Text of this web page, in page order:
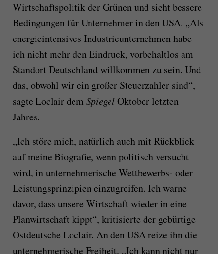
Wirtschaftspolitik der Grünen und sieht bessere
Bedingungen für Unternehmer in den USA. „Als
energieintensives Industrieunternehmen habe
ich nicht mehr den Eindruck, vorbehaltlos am
Standort Deutschland willkommen zu sein. Und
das, obwohl wir ein großer Steuerzahler sind“,
sagte Loclair dem SpiegelOktober letzten
Jahres.
„Ich störe mich, natürlich auch mit Rückblick
auf meine Biografie, wenn politisch versucht
wird, in unternehmerische Wettbewerbs- oder
Leistungsprinzipien einzugreifen. Ich warne
davor, dass unsere Wirtschaft wieder in eine
Planwirtschaft kippt“, kritisierte der gebürtige
Ostdeutsche Loclair. An den USA reize ihn die
unternehmerische Freiheit. „Ich kann nicht nur